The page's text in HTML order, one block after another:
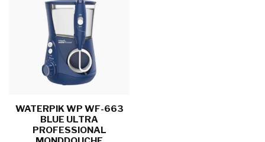
WATERPIK WP WF-663
BLUE ULTRA
PROFESSIONAL